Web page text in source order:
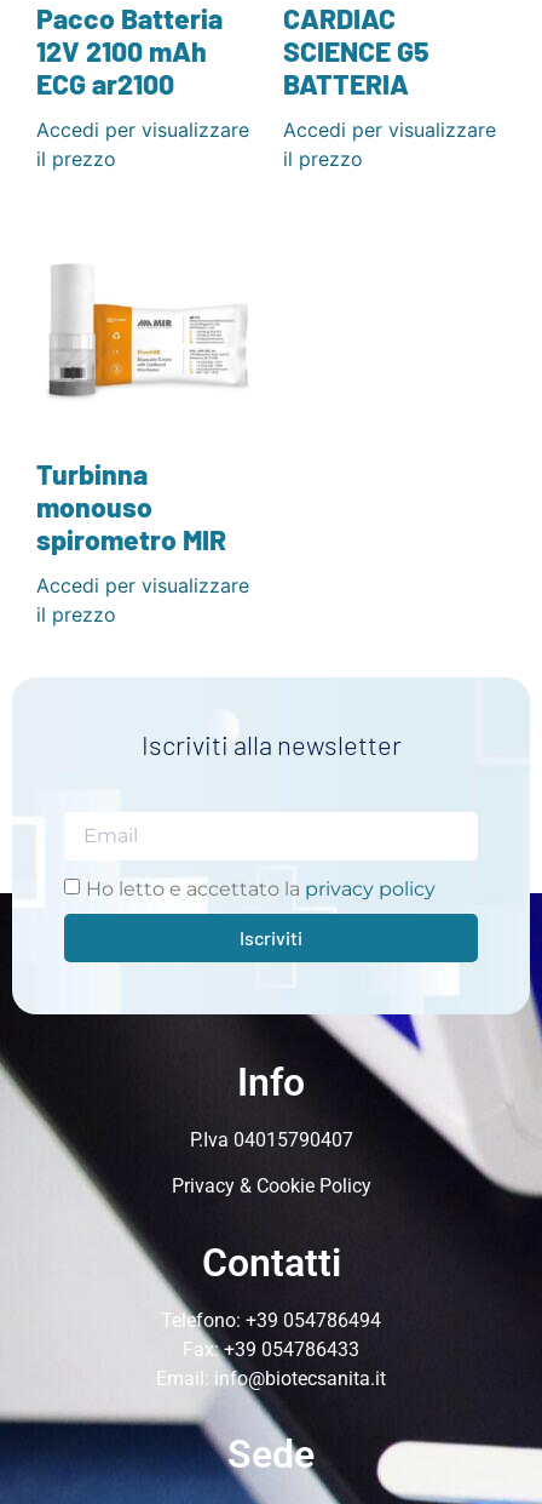
Pacco Batteria
12V 2100 mAh
ECG ar2100
Accedi per visualizzare
il prezzo
CARDIAC
SCIENCE G5
BATTERIA
Accedi per visualizzare
il prezzo
Turbinna
monouso
spirometro MIR
Accedi per visualizzare
il prezzo
Iscriviti alla newsletter
Ho letto e accettato la privacy policy
Iscriviti
Info
P.Iva 04015790407
Privacy & Cookie Policy
Contatti
Telefono: +39 054786494
Fax: +39 054786433
Email: info@biotecsanita.it
Sede